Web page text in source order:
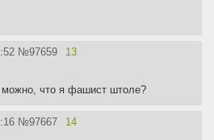
№97659 13
можно, что я фашист штоле?
№97667 14